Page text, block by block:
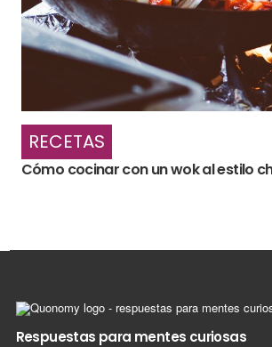
RECETAS
Cómo cocinar con un wok al estilo
Respuestas para mentes curiosas